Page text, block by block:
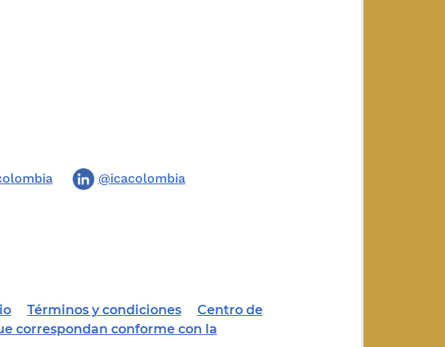
@icacolombia
Términos y condiciones
Centro de
correspondan conforme con la